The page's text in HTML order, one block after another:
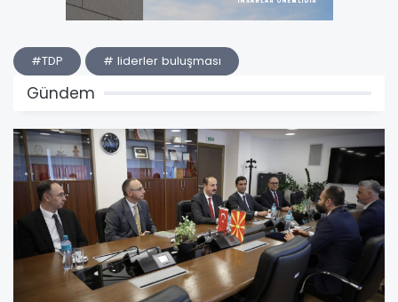
#TDP # liderler buluşması
Gündem